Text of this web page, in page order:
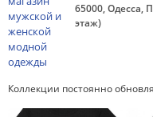
65000, Одесса,
этаж)
Коллекции постоянно